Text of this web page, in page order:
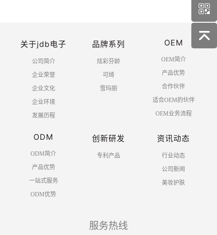
共 1 页 5 条
关于jdb电子
公司简介
企业荣誉
企业文化
企业环境
发展历程
品牌系列
炫彩芬龄
可绮
雪玛丽
OEM
OEM简介
产品优势
合作伙伴
适合OEM的伙伴
OEM业务流程
ODM
ODM简介
产品优势
一站式服务
ODM优势
创新研发
专利产品
资讯动态
行业动态
公司新闻
美妆护肤
服务热线